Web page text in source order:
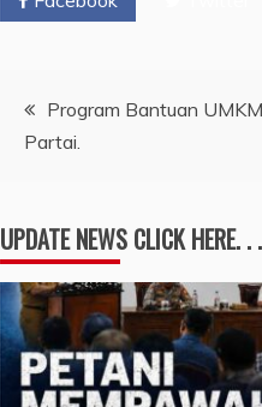
Navigasi
pos
Program Bantuan
Partai.
UPDATE NEWS CLICK HERE. .